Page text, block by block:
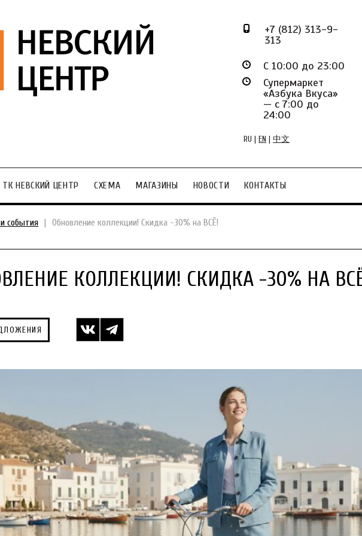
+7 (812) 313-9-
313
С 10:00 до 23:00
Супермаркет
«Азбука Вкуса»
— с 7:00 до
24:00
RU | EN | 中文
ТК НЕВСКИЙ ЦЕНТР СХЕМА МАГАЗИНЫ НОВОСТИ КОНТАКТЫ
события | Обновление коллекции! Скидка -30% на ВСЁ!
КОЛЛЕКЦИИ! СКИДКА -30% НА